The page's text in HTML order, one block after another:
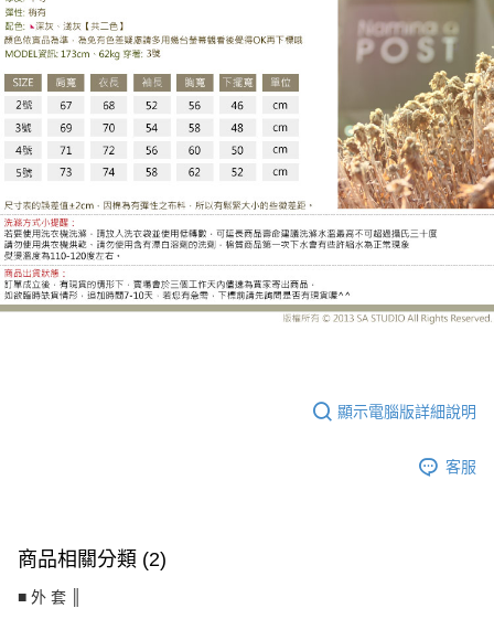
顯示電腦版詳細說明
客服
商品相關分類 (2)
■ 外 套 ║